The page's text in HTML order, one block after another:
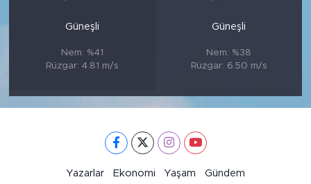
Güneşli
Nem: %41
Rüzgar: 4.81 m/s
Güneşli
Nem: %38
Rüzgar: 6.50 m/s
Yazarlar Ekonomi Yaşam Gündem